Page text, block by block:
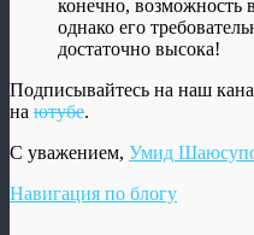
конечно, возможность
однако его
достаточно высока!
Подписывайтесь на наш
на ютубе.
С уважением, Умид
Навигация по блогу